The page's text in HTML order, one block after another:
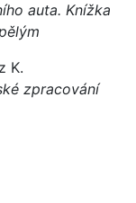
auta. Knížka
K.
zpracování